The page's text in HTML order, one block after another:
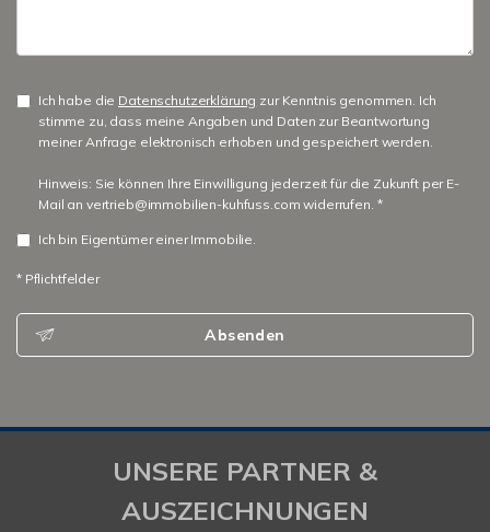
Ich habe die Datenschutzerklärung zur Kenntnis genommen. Ich
stimme zu, dass meine Angaben und Daten zur Beantwortung
meiner Anfrage elektronisch erhoben und gespeichert werden.
Hinweis: Sie können Ihre Einwilligung jederzeit für die Zukunft per E-
Mail an vertrieb@immobilien-kuhfuss.com widerrufen. *
Ich bin Eigentümer einer Immobilie.
* Pflichtfelder
Absenden
UNSERE PARTNER &
AUSZEICHNUNGEN